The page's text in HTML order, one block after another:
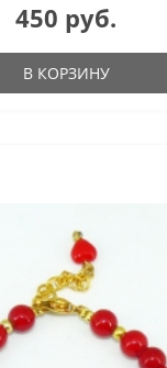
450 руб.
В КОРЗИНУ